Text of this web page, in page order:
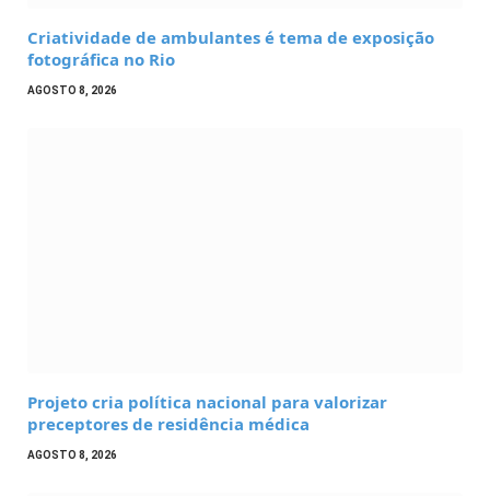
Criatividade de ambulantes é tema de exposição
fotográfica no Rio
AGOSTO 8, 2026
Projeto cria política nacional para valorizar
preceptores de residência médica
AGOSTO 8, 2026